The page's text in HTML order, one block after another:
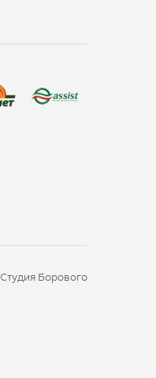
Студия Борового